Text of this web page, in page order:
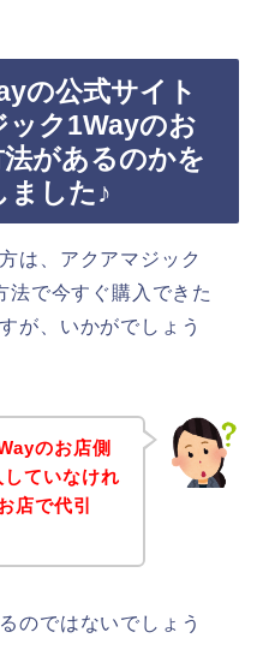
の公式サイト
ック1Wayのお
があるのかを
ました♪
は、アクアマジック
法で今すぐ購入できた
が、いかがでしょう
のお店側
ていなけれ
店で代引
のではないでしょう